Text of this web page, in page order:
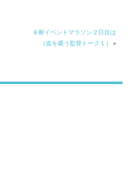
８耐イベントマラソン２日目は
［血を吸う監督トーク１］
»